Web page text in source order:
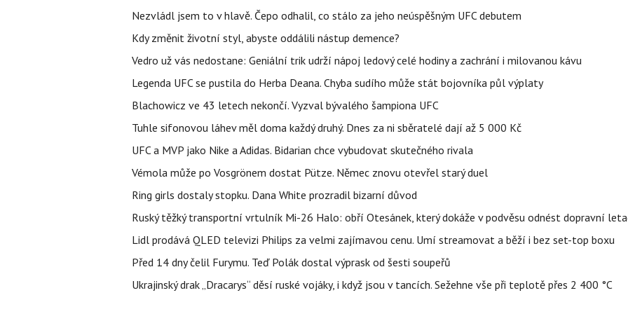
Nezvládl jsem to v hlavě. Čepo odhalil, co stálo za jeho neúspěšným UFC debutem
Kdy změnit životní styl, abyste oddálili nástup demence?
Vedro už vás nedostane: Geniální trik udrží nápoj ledový celé hodiny a zachrání i milovanou kávu
Legenda UFC se pustila do Herba Deana. Chyba sudího může stát bojovníka půl výplaty
Blachowicz ve 43 letech nekončí. Vyzval bývalého šampiona UFC
Tuhle sifonovou láhev měl doma každý druhý. Dnes za ni sběratelé dají až 5 000 Kč
UFC a MVP jako Nike a Adidas. Bidarian chce vybudovat skutečného rivala
Vémola může po Vosgrönem dostat Pütze. Němec znovu otevřel starý duel
Ring girls dostaly stopku. Dana White prozradil bizarní důvod
Ruský těžký transportní vrtulník Mi-26 Halo: obří Otesánek, který dokáže v podvěsu odnést dopravní
Lidl prodává QLED televizi Philips za velmi zajímavou cenu. Umí streamovat a běží i bez set-top boxu
Před 14 dny čelil Furymu. Teď Polák dostal výprask od šesti soupeřů
Ukrajinský drak „Dracarys“ děsí ruské vojáky, i když jsou v tancích. Sežehne vše při teplotě přes 2 400 °C